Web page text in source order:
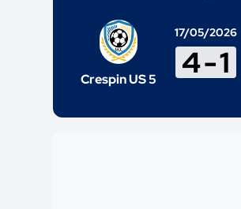
Crespin US 5
17/05/2026
4-1